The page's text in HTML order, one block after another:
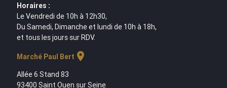
Horaires :
Le Vendredi de 10h à 12h30,
Du Samedi, Dimanche et lundi de 10h à 18h,
et tous les jours sur RDV.
Marché Paul Bert location_on
Allée 6 Stand 83
93400 Saint Ouen sur Seine